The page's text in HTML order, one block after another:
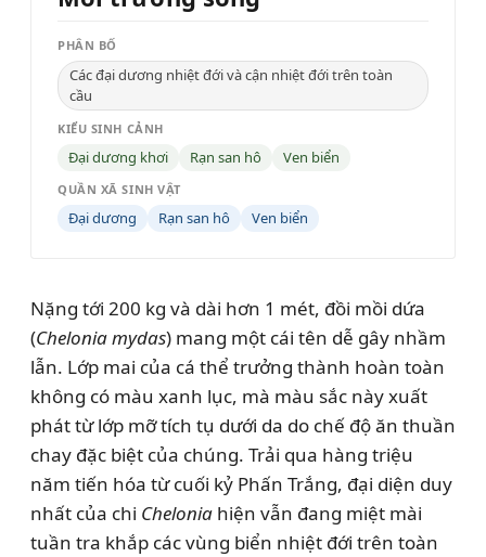
PHÂN BỐ
Các đại dương nhiệt đới và cận nhiệt đới trên toàn
cầu
KIỂU SINH CẢNH
Đại dương khơi Rạn san hô Ven biển
QUẦN XÃ SINH VẬT
Đại dương Rạn san hô Ven biển
Nặng tới 200 kg và dài hơn 1 mét, đồi mồi dứa
(Chelonia mydas) mang một cái tên dễ gây nhầm
lẫn. Lớp mai của cá thể trưởng thành hoàn toàn
không có màu xanh lục, mà màu sắc này xuất
phát từ lớp mỡ tích tụ dưới da do chế độ ăn thuần
chay đặc biệt của chúng. Trải qua hàng triệu
năm tiến hóa từ cuối kỷ Phấn Trắng, đại diện duy
nhất của chi Chelonia hiện vẫn đang miệt mài
tuần tra khắp các vùng biển nhiệt đới trên toàn